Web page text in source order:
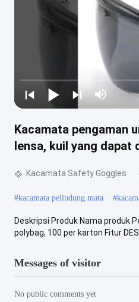
Kacamata pengaman
lensa, kuil yang dapat
Kacamata Safety Goggles
#kacamata pelindung mata #
Deskripsi Produk Nama produk
polybag, 100 per karton Fitur
Messages of visitor
No public comments yet